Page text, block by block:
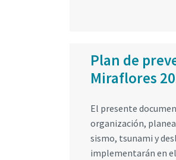
Plan de
Miraflores
El presente
organización,
sismo, tsunami y
implementarán en